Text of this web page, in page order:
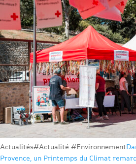
Actualités#Actualité #Environnement
Provence, un Printemps du Climat